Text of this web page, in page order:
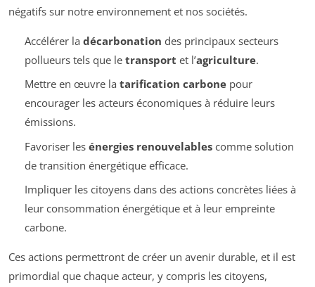
négatifs sur notre environnement et nos sociétés.
Accélérer la décarbonation des principaux secteurs
pollueurs tels que le transport et l’agriculture.
Mettre en œuvre la tarification carbonepour
encourager les acteurs économiques à réduire leurs
émissions.
Favoriser les énergies renouvelablescomme solution
de transition énergétique efficace.
Impliquer les citoyens dans des actions concrètes liées à
leur consommation énergétique et à leur empreinte
carbone.
Ces actions permettront de créer un avenir durable, et il est
primordial que chaque acteur, y compris les citoyens,